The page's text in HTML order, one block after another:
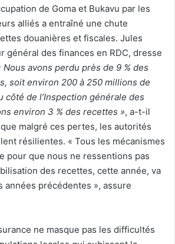
de Goma et Bukavu par les
alliés a entraîné une chute
douanières et fiscales. Jules
général des finances en RDC, dresse
Nous avons perdu près de 9 % des
soit environ 200 à 250 millions de
côté de l’Inspection générale des
environ 3 % des recettes », a-t-il
malgré ces pertes, les autorités
résilientes. « Tous les mécanismes
pour que nous ne ressentions pas
des recettes, cette année, va
années précédentes », assure
ne masque pas les difficultés